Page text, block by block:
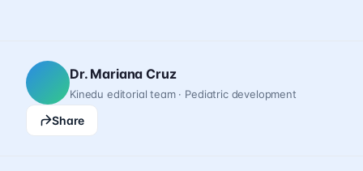
Dr. Mariana Cruz
Kinedu editorial team · Pediatric development
Share